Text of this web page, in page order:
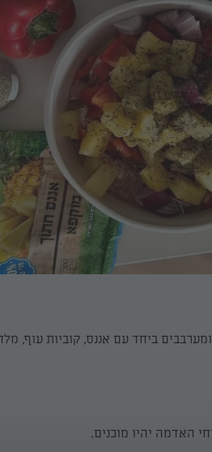
ביחד עם אננס, קוביות עוף,
האדמה יהיו מוכנים.